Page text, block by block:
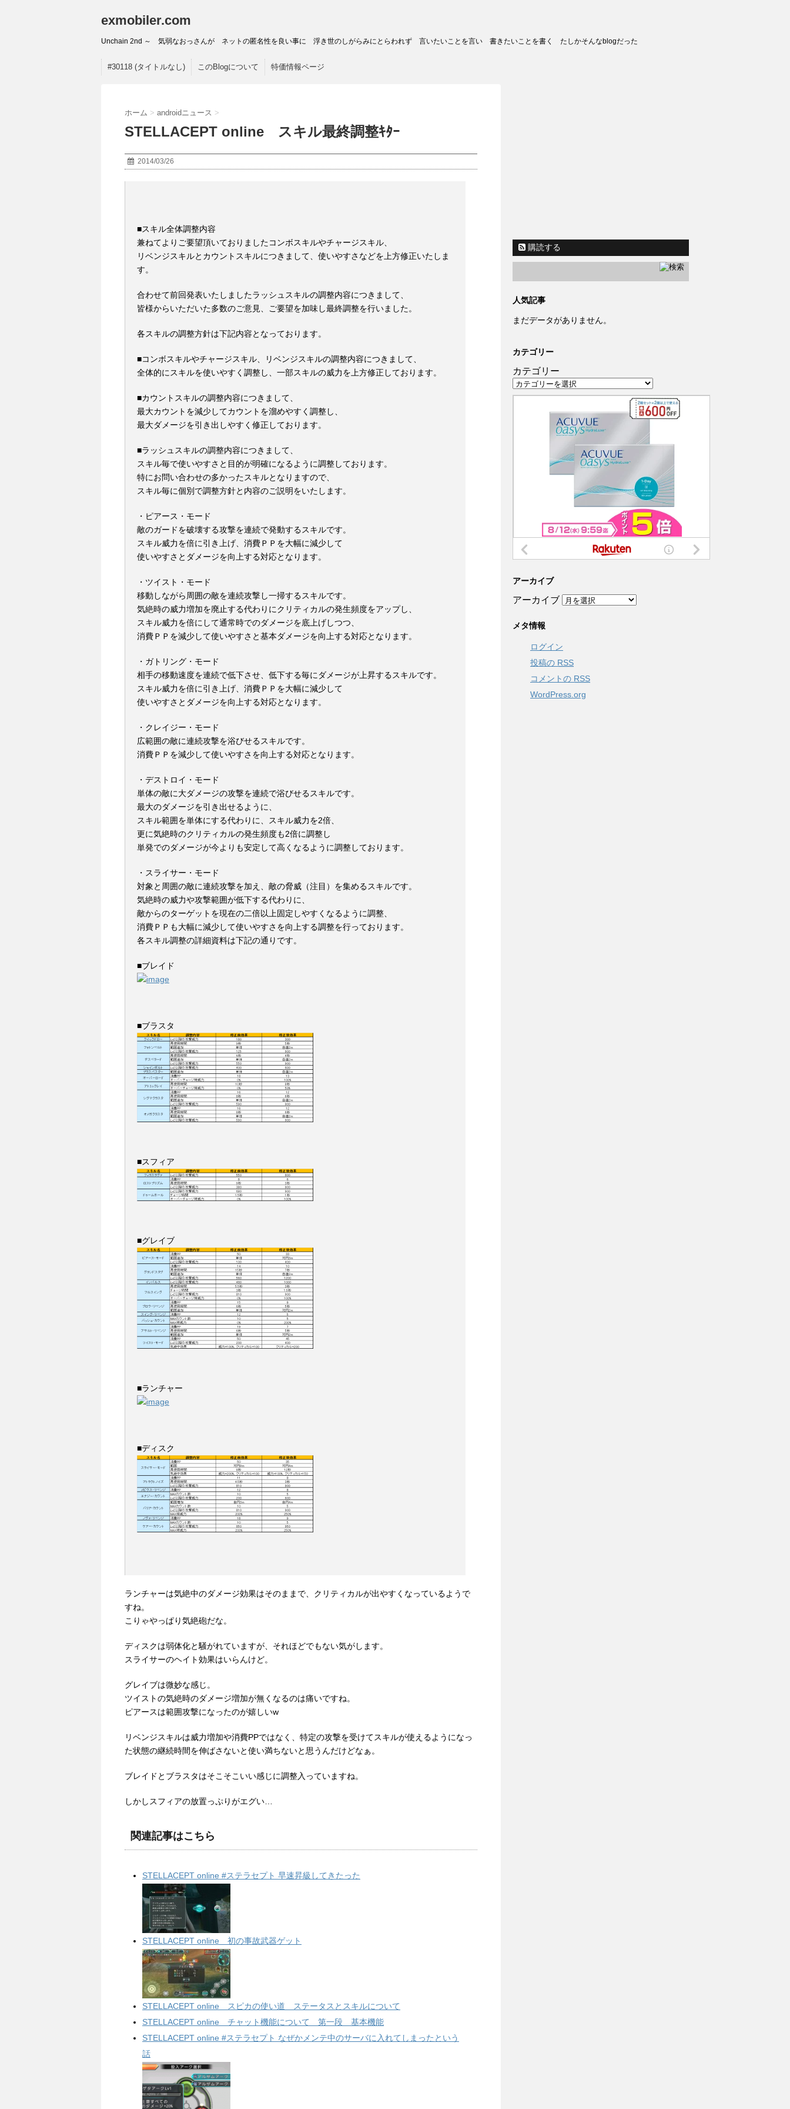
exmobiler.com
Unchain 2nd ～ 気弱なおっさんが ネットの匿名性を良い事に 浮き世のしがらみにとらわれず 言いたいことを言い 書きたいことを書く たしかそんなblogだった
#30118 (タイトルなし) このBlogについて 特価情報ページ
ホーム > androidニュース >
STELLACEPT online スキル最終調整ｷﾀｰ
2014/03/26
■スキル全体調整内容
兼ねてよりご要望頂いておりましたコンボスキルやチャージスキル、
リベンジスキルとカウントスキルにつきまして、使いやすさなどを上方修正いたしま
す。
合わせて前回発表いたしましたラッシュスキルの調整内容につきまして、
皆様からいただいた多数のご意見、ご要望を加味し最終調整を行いました。
各スキルの調整方針は下記内容となっております。
■コンボスキルやチャージスキル、リベンジスキルの調整内容につきまして、
全体的にスキルを使いやすく調整し、一部スキルの威力を上方修正しております。
■カウントスキルの調整内容につきまして、
最大カウントを減少してカウントを溜めやすく調整し、
最大ダメージを引き出しやすく修正しております。
■ラッシュスキルの調整内容につきまして、
スキル毎で使いやすさと目的が明確になるように調整しております。
特にお問い合わせの多かったスキルとなりますので、
スキル毎に個別で調整方針と内容のご説明をいたします。
・ピアース・モード
敵のガードを破壊する攻撃を連続で発動するスキルです。
スキル威力を倍に引き上げ、消費ＰＰを大幅に減少して
使いやすさとダメージを向上する対応となります。
・ツイスト・モード
移動しながら周囲の敵を連続攻撃し一掃するスキルです。
気絶時の威力増加を廃止する代わりにクリティカルの発生頻度をアップし、
スキル威力を倍にして通常時でのダメージを底上げしつつ、
消費ＰＰを減少して使いやすさと基本ダメージを向上する対応となります。
・ガトリング・モード
相手の移動速度を連続で低下させ、低下する毎にダメージが上昇するスキルです。
スキル威力を倍に引き上げ、消費ＰＰを大幅に減少して
使いやすさとダメージを向上する対応となります。
・クレイジー・モード
広範囲の敵に連続攻撃を浴びせるスキルです。
消費ＰＰを減少して使いやすさを向上する対応となります。
・デストロイ・モード
単体の敵に大ダメージの攻撃を連続で浴びせるスキルです。
最大のダメージを引き出せるように、
スキル範囲を単体にする代わりに、スキル威力を2倍、
更に気絶時のクリティカルの発生頻度も2倍に調整し
単発でのダメージが今よりも安定して高くなるように調整しております。
・スライサー・モード
対象と周囲の敵に連続攻撃を加え、敵の脅威（注目）を集めるスキルです。
気絶時の威力や攻撃範囲が低下する代わりに、
敵からのターゲットを現在の二倍以上固定しやすくなるように調整、
消費ＰＰも大幅に減少して使いやすさを向上する調整を行っております。
各スキル調整の詳細資料は下記の通りです。
■ブレイド
■ブラスタ
■スフィア
■グレイブ
■ランチャー
■ディスク
ランチャーは気絶中のダメージ効果はそのままで、クリティカルが出やすくなっているようで
すね。
こりゃやっぱり気絶砲だな。
ディスクは弱体化と騒がれていますが、それほどでもない気がします。
スライサーのヘイト効果はいらんけど。
グレイブは微妙な感じ。
ツイストの気絶時のダメージ増加が無くなるのは痛いですね。
ピアースは範囲攻撃になったのが嬉しいw
リベンジスキルは威力増加や消費PPではなく、特定の攻撃を受けてスキルが使えるようになっ
た状態の継続時間を伸ばさないと使い満ちないと思うんだけどなぁ。
ブレイドとブラスタはそこそこいい感じに調整入っていますね。
しかしスフィアの放置っぷりがエグい…
関連記事はこちら
STELLACEPT online #ステラセプト 早速昇級してきたった
STELLACEPT online 初の事故武器ゲット
STELLACEPT online スピカの使い道 ステータスとスキルについて
STELLACEPT online チャット機能について 第一段 基本機能
STELLACEPT online #ステラセプト なぜかメンテ中のサーバに入れてしまったという
話
購読する
人気記事
まだデータがありません。
カテゴリー
カテゴリー
アーカイブ
アーカイブ
メタ情報
ログイン
投稿の RSS
コメントの RSS
WordPress.org